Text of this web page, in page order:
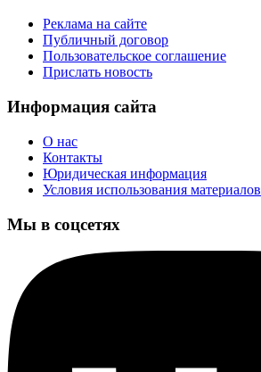
Реклама на сайте
Публичный договор
Пользовательское соглашение
Прислать новость
Информация сайта
О нас
Контакты
Юридическая информация
Условия использования материалов
Мы в соцсетях